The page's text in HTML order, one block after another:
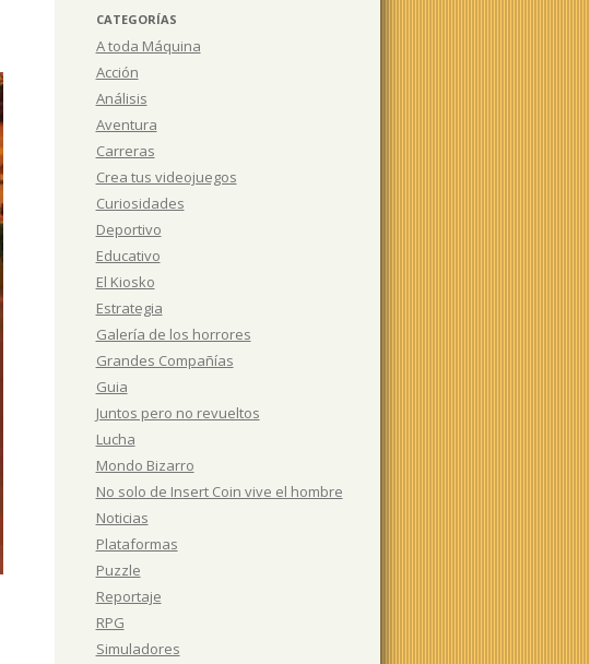
CATEGORÍAS
A toda Máquina
Acción
Análisis
Aventura
Carreras
Crea tus videojuegos
Curiosidades
Deportivo
Educativo
El Kiosko
Estrategia
Galería de los horrores
Grandes Compañías
Guia
Juntos pero no revueltos
Lucha
Mondo Bizarro
No solo de Insert Coin vive el hombre
Noticias
Plataformas
Puzzle
Reportaje
RPG
Simuladores